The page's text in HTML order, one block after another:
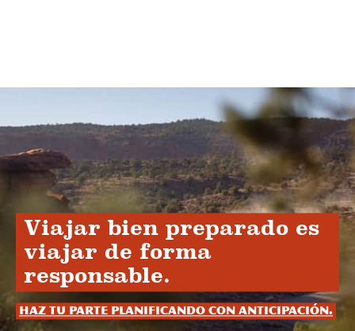
Viajar bien preparado es
viajar de forma
responsable.
Haz tu parte planificando con anticipación.